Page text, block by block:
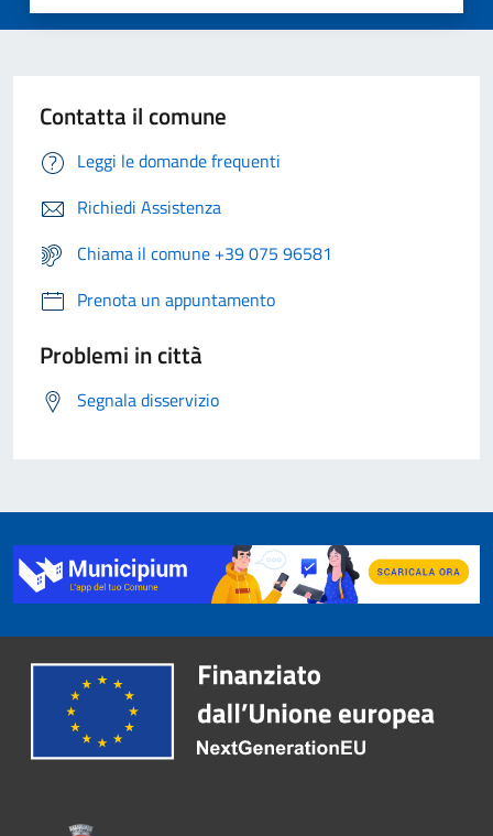
Contatta il comune
Leggi le domande frequenti
Richiedi Assistenza
Chiama il comune +39 075 96581
Prenota un appuntamento
Problemi in città
Segnala disservizio